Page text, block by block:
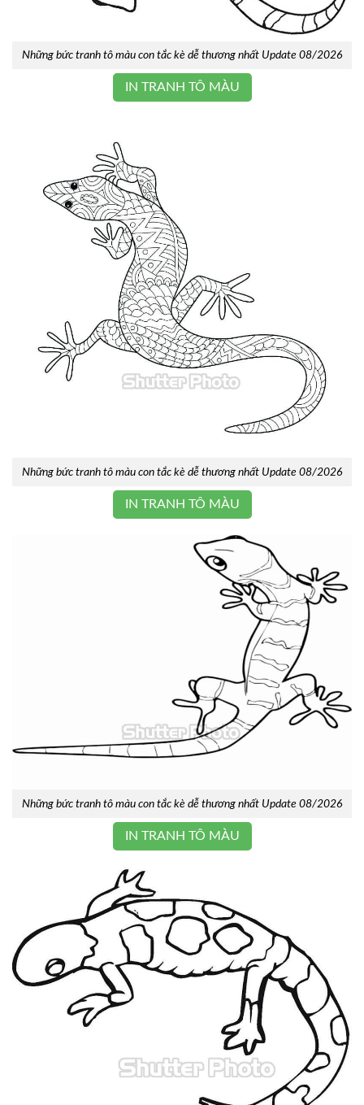
Những bức tranh tô màu con tắc kè dễ thương nhất Update 08/2026
IN TRANH TÔ MÀU
Những bức tranh tô màu con tắc kè dễ thương nhất Update 08/2026
IN TRANH TÔ MÀU
Những bức tranh tô màu con tắc kè dễ thương nhất Update 08/2026
IN TRANH TÔ MÀU